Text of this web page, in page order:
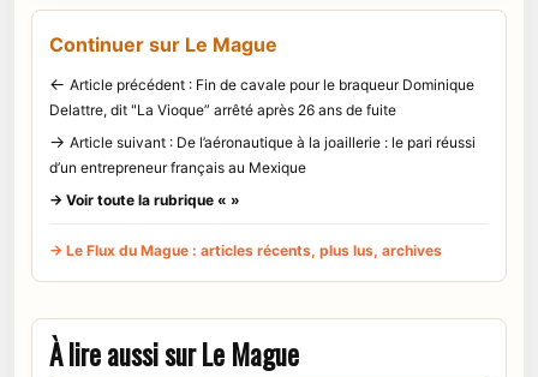
Continuer sur Le Mague
← Article précédent : Fin de cavale pour le braqueur Dominique
Delattre, dit "La Vioque” arrêté après 26 ans de fuite
→ Article suivant : De l’aéronautique à la joaillerie : le pari réussi
d’un entrepreneur français au Mexique
→ Voir toute la rubrique « »
→ Le Flux du Mague : articles récents, plus lus, archives
À lire aussi sur Le Mague